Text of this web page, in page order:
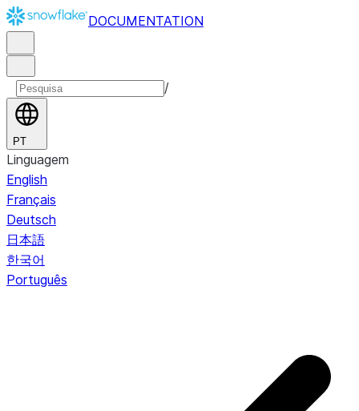
DOCUMENTATION
/
PT
Linguagem
English
Français
Deutsch
日本語
한국어
Português